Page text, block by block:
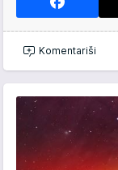
Komentariši